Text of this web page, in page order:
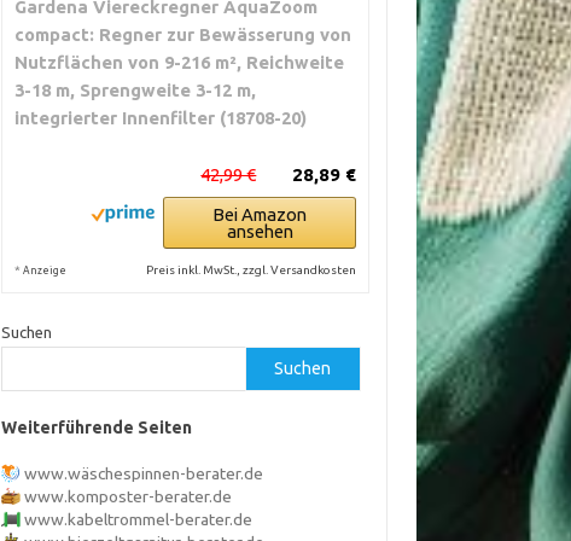
Gardena Viereckregner AquaZoom
compact: Regner zur Bewässerung von
Nutzflächen von 9-216 m², Reichweite
3-18 m, Sprengweite 3-12 m,
integrierter Innenfilter (18708-20)
28,89 €
42,99 €
Bei Amazon
ansehen
* Anzeige Preis inkl. MwSt., zzgl. Versandkosten
Suchen
Suchen
Weiterführende Seiten
www.wäschespinnen-berater.de
www.komposter-berater.de
www.kabeltrommel-berater.de